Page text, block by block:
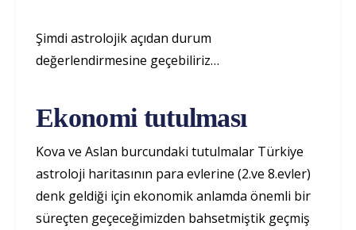
Şimdi astrolojik açıdan durum
değerlendirmesine geçebiliriz…
Ekonomi tutulması
Kova ve Aslan burcundaki tutulmalar Türkiye
astroloji haritasının para evlerine (2.ve 8.evler)
denk geldiği için ekonomik anlamda önemli bir
süreçten geçeceğimizden bahsetmiştik geçmiş